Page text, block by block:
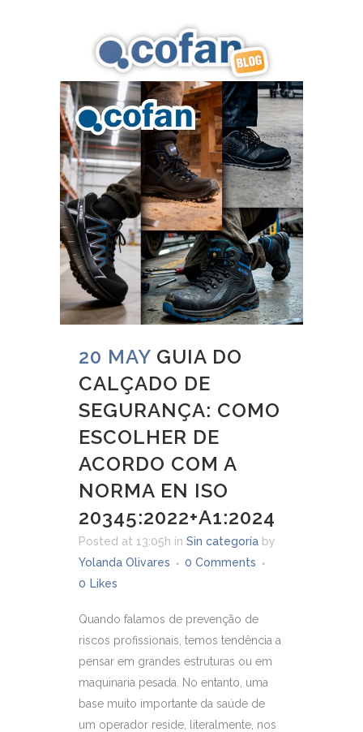
20 MAY GUIA DO
CALÇADO DE
SEGURANÇA: COMO
ESCOLHER DE
ACORDO COM A
NORMA EN ISO
20345:2022+A1:2024
Posted at 13:05h in Sin categoría by
Yolanda Olivares
0 Comments
0 Likes
Quando falamos de prevenção de
riscos profissionais, temos tendência a
pensar em grandes estruturas ou em
maquinaria pesada. No entanto, uma
base muito importante da saúde de
um operador reside, literalmente, nos